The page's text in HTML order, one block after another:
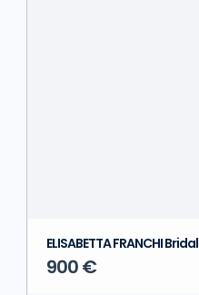
ELISABETTA FRANCHI Bridal
900 €